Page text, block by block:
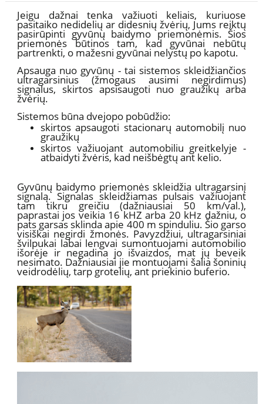
Jeigu dažnai tenka važiuoti keliais, kuriuose
pasitaiko nedidelių ar didesnių žvėrių, Jums reiktų
pasirūpinti gyvūnų baidymo priemonėmis. Šios
priemonės būtinos tam, kad gyvūnai nebūtų
partrenkti, o mažesni gyvūnai nelystų po kapotu.
Apsauga nuo gyvūnų - tai sistemos skleidžiančios
ultragarsinius (žmogaus ausimi negirdimus)
signalus, skirtos apsisaugoti nuo graužikų arba
žvėrių.
Sistemos būna dvejopo pobūdžio:
skirtos apsaugoti stacionarų automobilį nuo
graužikų
skirtos važiuojant automobiliu greitkelyje -
atbaidyti žvėris, kad neišbėgtų ant kelio.
Gyvūnų baidymo priemonės skleidžia ultragarsinį
signalą. Signalas skleidžiamas pulsais važiuojant
tam tikru greičiu (dažniausiai 50 km/val.),
paprastai jos veikia 16 kHZ arba 20 kHz dažniu, o
pats garsas sklinda apie 400 m spinduliu. Šio garso
visiškai negirdi žmonės. Pavyzdžiui, ultragarsiniai
švilpukai labai lengvai sumontuojami automobilio
išorėje ir negadina jo išvaizdos, mat jų beveik
nesimato. Dažniausiai jie montuojami šalia šoninių
veidrodėlių, tarp grotelių, ant priekinio buferio.